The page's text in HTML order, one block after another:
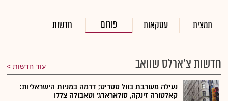
תמצית עסקאות פורום חדשות
חדשות צ'ארלס שוואב עוד חדשות
נעילה מעורבת בוול סטריט; דרמה במניות הישראליות:
קאלטורה זינקה, סולאראדג' וטאבולה צללו